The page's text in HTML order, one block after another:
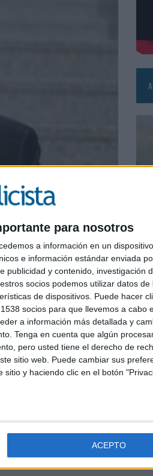
para nosotros
a información en un
e información estándar enviada
publicidad y contenido, investigación
socios podemos utilizar datos de
de dispositivos. Puede hacer
socios para que llevemos a cabo
a información más detallada y
Tenga en cuenta que algún
pero usted tiene el derecho de
sitio web. Puede cambiar sus
y haciendo clic en el botón
ACEPTO
05/
en